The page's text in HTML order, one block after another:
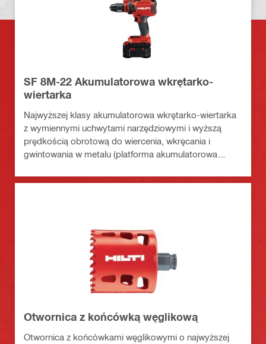
SF 8M-22 Akumulatorowa wkrętarko-
wiertarka
Najwyższej klasy akumulatorowa wkrętarko-wiertarka
z wymiennymi uchwytami narzędziowymi i wyższą
prędkością obrotową do wiercenia, wkręcania i
gwintowania w metalu (platforma akumulatorowa
Otwornica z końcówką węglikową
Otwornica z końcówkami węglikowymi o najwyższej